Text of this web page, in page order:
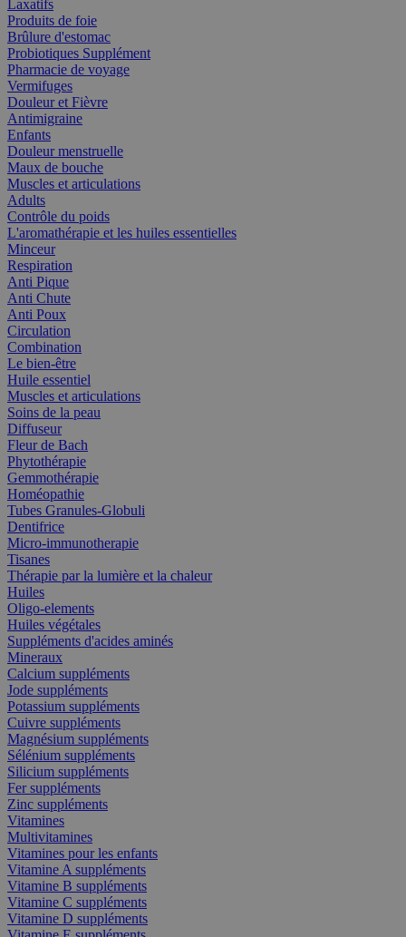
Laxatifs
Produits de foie
Brûlure d'estomac
Probiotiques Supplément
Pharmacie de voyage
Vermifuges
Douleur et Fièvre
Antimigraine
Enfants
Douleur menstruelle
Maux de bouche
Muscles et articulations
Adults
Contrôle du poids
L'aromathérapie et les huiles essentielles
Minceur
Respiration
Anti Pique
Anti Chute
Anti Poux
Circulation
Combination
Le bien-être
Huile essentiel
Muscles et articulations
Soins de la peau
Diffuseur
Fleur de Bach
Phytothérapie
Gemmothérapie
Homéopathie
Tubes Granules-Globuli
Dentifrice
Micro-immunotherapie
Tisanes
Thérapie par la lumière et la chaleur
Huiles
Oligo-elements
Huiles végétales
Suppléments d'acides aminés
Mineraux
Calcium suppléments
Jode suppléments
Potassium suppléments
Cuivre suppléments
Magnésium suppléments
Sélénium suppléments
Silicium suppléments
Fer suppléments
Zinc suppléments
Vitamines
Multivitamines
Vitamines pour les enfants
Vitamine A suppléments
Vitamine B suppléments
Vitamine C suppléments
Vitamine D suppléments